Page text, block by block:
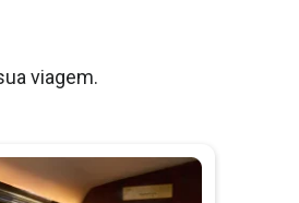
viagem.